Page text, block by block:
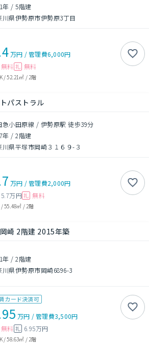
年 /5階建
川県伊勢原市伊勢原3丁目
万円 /管理費6,000円
無料 礼 無料
/52.21㎡ / 2階
パストラル
急小田原線 / 伊勢原駅 徒歩39分
年 /2階建
川県平塚市岡崎３１６９-３
万円 /管理費2,000円
5.7万円 礼 無料
/55.48㎡ / 2階
崎 2階建 2015年築
年 /2階建
川県伊勢原市岡崎6896-3
カード決済可
万円 /管理費3,500円
無料 礼 6.95万円
/58.63㎡ /2階